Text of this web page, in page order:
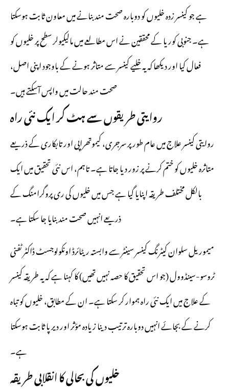
ہے جو کینسر زدہ خلیوں کو دوبارہ صحت مند بنانے میں معاون ثابت ہوسکتا
ہے۔ جنوبی کوریا کے محققین نے اس مطالعے میں مالیکیولر سطح پر خلیوں کو
فعال کیا اور دیکھا کہ یہ خلیے کینسر سے متاثر ہونے کے باوجود اپنی اصل،
صحت مند حالت میں واپس آسکتے ہیں۔
روایتی طریقوں سے ہٹ کر ایک نئی راہ
روایتی کینسر علاج میں عام طور پر سرجری، کیموتھراپی اور تابکاری کے ذریعے
متاثرہ خلیوں کو ختم کرنے پر زور دیا جاتا ہے۔ تاہم، اس نئی تحقیق میں ایک
بالکل مختلف طریقہ اپنایا گیا ہے جس میں خلیوں کی ری پروگرامنگ کے
ذریعے انہیں صحت مند بنایا جا سکتا ہے۔
میموریل سلوان کیٹرنگ کینسر سینٹر سے وابستہ ریٹائرڈ اونکولوجسٹ ڈاکٹر ٹفنی
ٹروسو-سینڈوول (جو اس تحقیق کا حصہ نہیں تھیں) کا کہنا ہے کہ یہ طریقہ کینسر
کے علاج میں ایک نئی راہ ہموار کر سکتا ہے۔ ان کے مطابق، خلیوں کو تباہ
کرنے کے بجائے انہیں دوبارہ ترتیب دینا زیادہ مؤثر اور دیرپا ثابت ہوسکتا
ہے۔
خلیوں کی بحالی کا انقلابی طریقہ